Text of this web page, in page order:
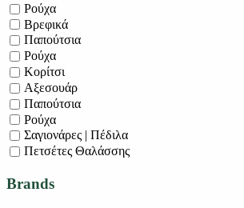
Ρούχα
Βρεφικά
Παπούτσια
Ρούχα
Κορίτσι
Αξεσουάρ
Παπούτσια
Ρούχα
Σαγιονάρες | Πέδιλα
Πετσέτες Θαλάσσης
Brands